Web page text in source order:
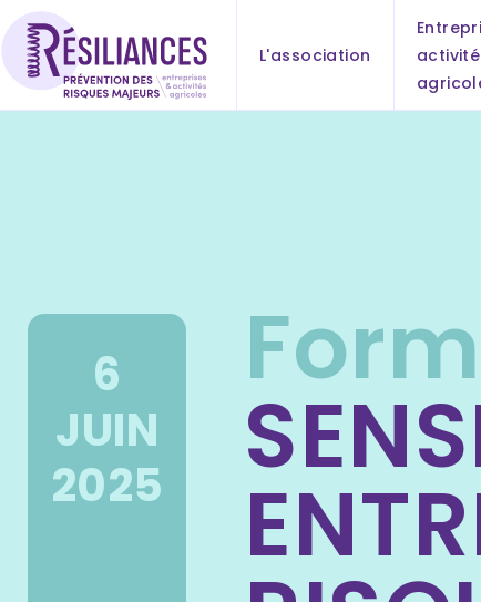
L'association
6
JUIN
2025
Panneau de gestion des cookies